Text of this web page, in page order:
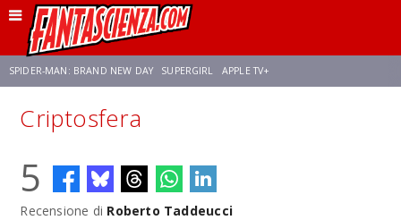
SPIDER-MAN: BRAND NEW DAY SUPERGIRL APPLE TV+
FRANCO RICCIARDIELLO ZENDAYA
NETFLIX SADIE SINK STAR TREK: STRANGE NEW WORLDS
Criptosfera
5
Recensione di Roberto Taddeucci